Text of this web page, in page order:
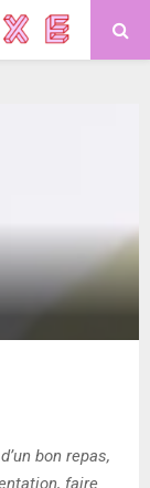
bon repas,
faire